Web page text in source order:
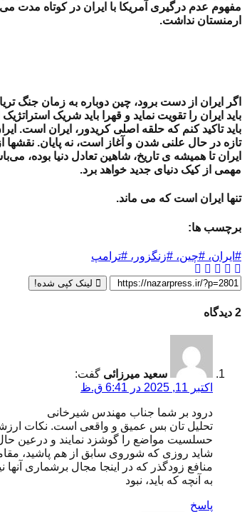
مفهوم عدم درگیری آمریکا با ایران در کوتاه مدت
ارمنستان نداشت.
اگر ایران از دست برود، چین دوباره به زمان جنگ
باید ایران را تقویت نماید و قهرا باید شریک
باید تاکید کنم که حلقه اصلی کریدور، ایران است.
تازه در حال علنی شدن و آغاز است، نه پایان. نقشها
ایران تا همیشه ی تاریخ، شاهین تعادل دنیا بوده،
مهمی از کیک دنیای جدید خواهد برد.
تنها ایران است که می ماند.
برچسب ها:
#ایران، #چین، #زنگزور، #ترامپ
لینک کپی شده!
2 دیدگاه
سعید میرزائی گفت:
اکتبر 11, 2025 در 6:41 ق.ظ
درود بر شما جناب مهندس شیرخانی
تحلیل تان بس عمیق و واقعی است. نکات
حسلسیت مواضع را گوشزد نمایند و درعین
شاید روزی که شوروی سابق از هم پاشید،
منافع زودگذر که در اینجا مجال برشماری
به آنچه که باید، نبود
پاسخ